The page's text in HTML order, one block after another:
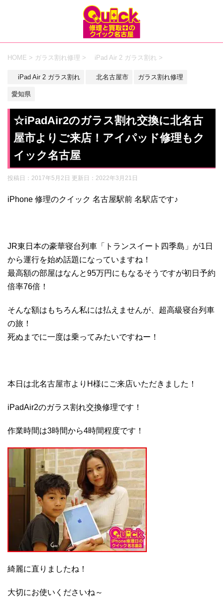
HOME > ガラス割れ修理 > iPad Air 2 ガラス割れ >
iPad Air 2 ガラス割れ 北名古屋市 ガラス割れ修理
愛知県
☆iPadAir2のガラス割れ交換に北名古
屋市よりご来店！アイパッド修理もク
イック名古屋
投稿日：2017年5月2日 更新日： 2022年3月21日
iPhone 修理のクイック 名古屋駅前 名駅店です♪
JR東日本の豪華寝台列車「トランスイート四季島」が1日
から運行を始め話題になっていますね！
最高額の部屋はなんと95万円にもなるそうですが初日予約
倍率76倍！
そんな額はもちろん私には払えませんが、超高級寝台列車
の旅！
死ぬまでに一度は乗ってみたいですねー！
本日は北名古屋市よりH様にご来店いただきました！
iPadAir2のガラス割れ交換修理です！
作業時間は3時間から4時間程度です！
綺麗に直りましたね！
大切にお使いくださいね～